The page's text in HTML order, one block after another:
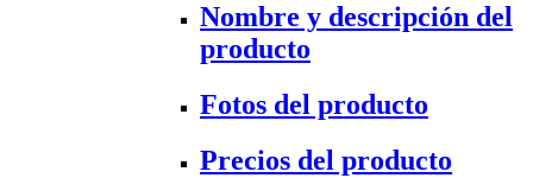
Nombre y descripción del
producto
Fotos del producto
Precios del producto